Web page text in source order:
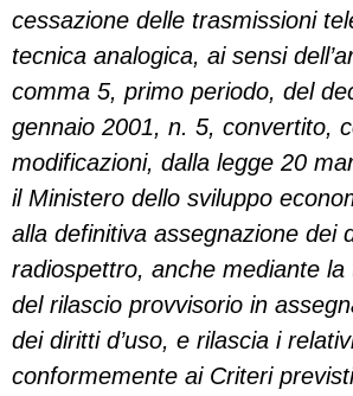
cessazione delle trasmissioni
tecnica analogica, ai sensi
comma 5, primo periodo, del
gennaio 2001, n. 5, convertito,
modificazioni, dalla legge 20
il Ministero dello sviluppo
alla definitiva assegnazione dei
radiospettro, anche mediante
del rilascio provvisorio in
dei diritti d’uso, e rilascia i
conformemente ai Criteri